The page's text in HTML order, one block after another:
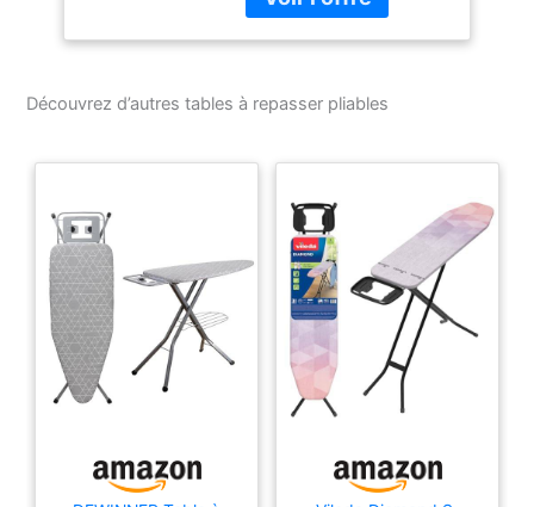
encastrable IRONFIX
by Heimwerkertools
Produit de qualité
fabriqué en Allemagne –
Contenu de la livraison :
1 planche à repasser
encastrable IRONFIX
avec tiroir coulissant,
housse et kit de fixation
– JUVA powered by
Allemagne – Contenu de
Découvrez d’autres tables à repasser pliables